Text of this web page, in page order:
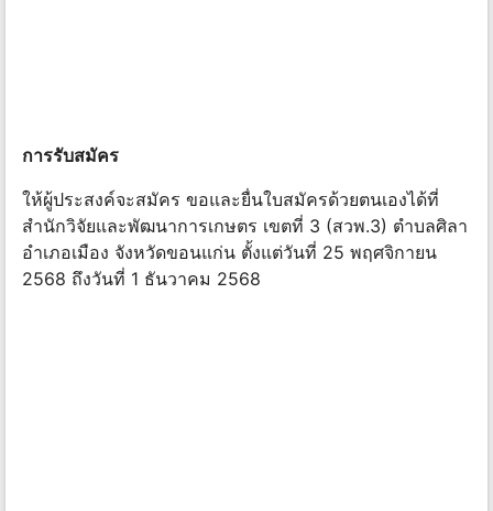
การรับสมัคร
ให้ผู้ประสงค์จะสมัคร ขอและยื่นใบสมัครด้วยตนเองได้ที่
สำนักวิจัยและพัฒนาการเกษตร เขตที่ 3 (สวพ.3) ตำบลศิลา
อำเภอเมือง จังหวัดขอนแก่น ตั้งแต่วันที่ 25 พฤศจิกายน
2568 ถึงวันที่ 1 ธันวาคม 2568